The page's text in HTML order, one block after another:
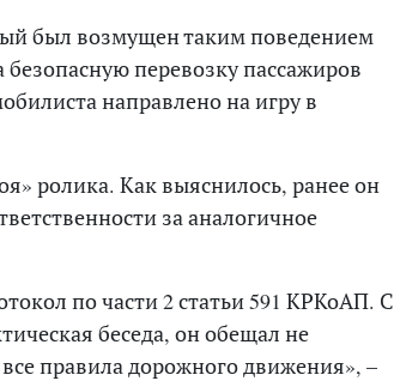
был возмущен таким поведением
безопасную перевозку пассажиров
направлено на игру в
ролика. Как выяснилось, ранее он
за аналогичное
по части 2 статьи 591 КРКоАП. С
беседа, он обещал не
правила дорожного движения», –